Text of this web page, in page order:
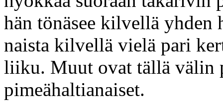
hän tönäsee kilvellä yhden
naista kilvellä vielä pari
liiku. Muut ovat tällä välin
pimeähaltianaiset.